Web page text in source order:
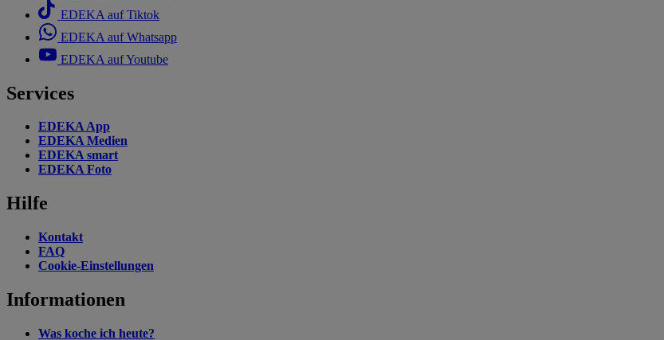
EDEKA auf Tiktok
EDEKA auf Whatsapp
EDEKA auf Youtube
Services
EDEKA App
EDEKA Medien
EDEKA smart
EDEKA Foto
Hilfe
Kontakt
FAQ
Cookie-Einstellungen
Informationen
Was koche ich heute?